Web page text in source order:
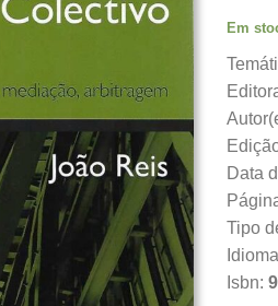
Em
Data
Tipo
Isbn: